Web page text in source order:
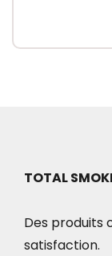
TOTAL
Des produits
satisfaction.